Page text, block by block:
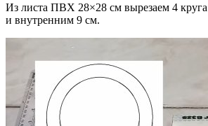
Из листа ПВХ 28×28 см вырезаем 4
и внутренним 9 см.